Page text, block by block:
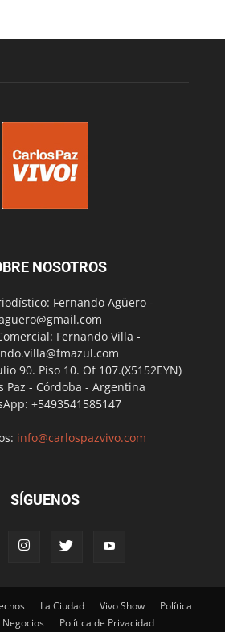
NOSOTROS
Fernando Agüero -
Fernando Villa -
90. Piso 10. Of 107.(X5152EYN)
Paz - Córdoba - Argentina
+5493541585147
info@carlospazvivo.com
SÍGUENOS
La Ciudad Vivo Show
Política
Negocios Política de Privacidad